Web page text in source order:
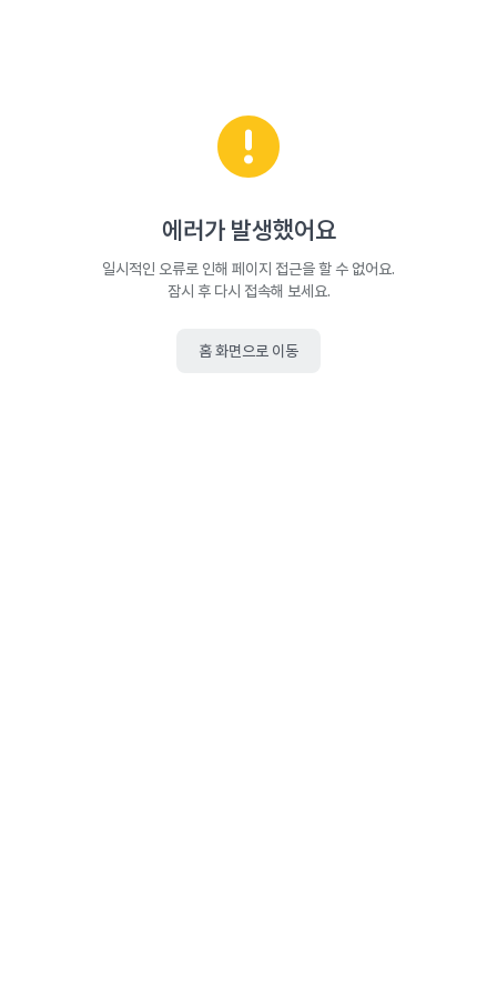
에러가 발생했어요
일시적인 오류로 인해 페이지 접근을 할 수 없어요.
잠시 후 다시 접속해 보세요.
홈 화면으로 이동